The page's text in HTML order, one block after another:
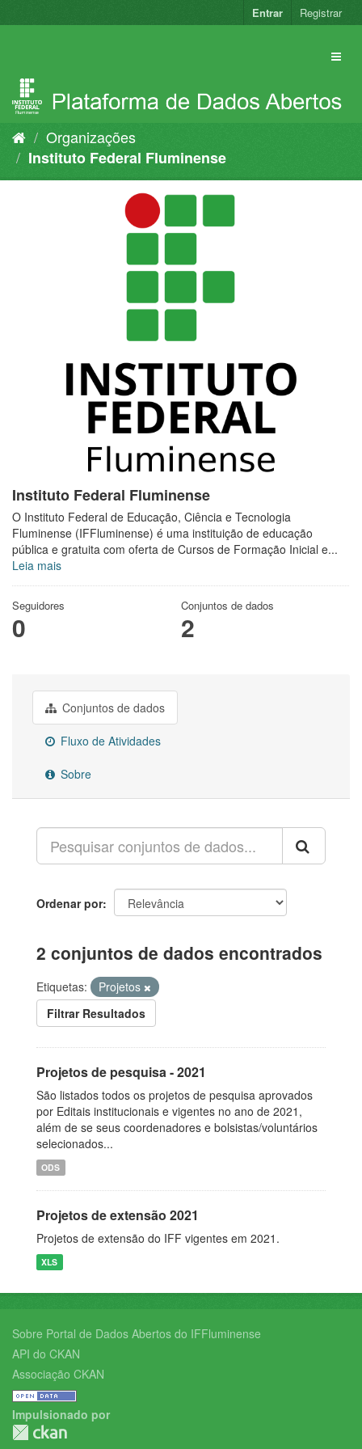
para
Entrar Registrar
Organizações
Instituto Federal Fluminense
Instituto Federal Fluminense
O Instituto Federal de Educação, Ciência e Tecnologia
Fluminense (IFFluminense) é uma instituição de educação
pública e gratuita com oferta de Cursos de Formação Inicial e...
Leia mais
Seguidores
0
Conjuntos de dados
2
Conjuntos de dados
Fluxo de Atividades
Sobre
Ordenar por
2 conjuntos de dados encontrados
Etiquetas:
Projetos
Filtrar Resultados
Projetos de pesquisa - 2021
São listados todos os projetos de pesquisa aprovados
por Editais institucionais e vigentes no ano de 2021,
além de se seus coordenadores e bolsistas/voluntários
selecionados...
ODS
Projetos de extensão 2021
Projetos de extensão do IFF vigentes em 2021.
XLS
Sobre Portal de Dados Abertos do IFFluminense
API do CKAN
Associação CKAN
Impulsionado por